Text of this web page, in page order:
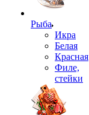
Рыба
Икра
Белая
Красная
Филе,
стейки